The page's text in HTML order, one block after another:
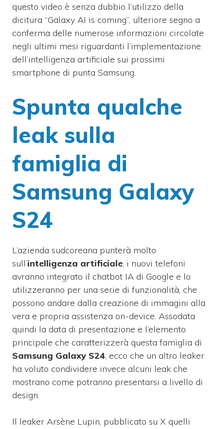
questo video è senza dubbio l’utilizzo della
dicitura “Galaxy AI is coming”, ulteriore segno a
conferma delle numerose informazioni circolate
negli ultimi mesi riguardanti l’implementazione
dell’intelligenza artificiale sui prossimi
smartphone di punta Samsung.
Spunta qualche
leak sulla
famiglia di
Samsung Galaxy
S24
L’azienda sudcoreana punterà molto
sull’intelligenza artificiale, i nuovi telefoni
avranno integrato il chatbot IA di Google e lo
utilizzeranno per una serie di funzionalità, che
possono andare dalla creazione di immagini alla
vera e propria assistenza on-device. Assodata
quindi la data di presentazione e l’elemento
principale che caratterizzerà questa famiglia di
Samsung Galaxy S24, ecco che un altro leaker
ha voluto condividere invece alcuni leak che
mostrano come potranno presentarsi a livello di
design.
Il leaker Arsène Lupin, pubblicato su X quelli